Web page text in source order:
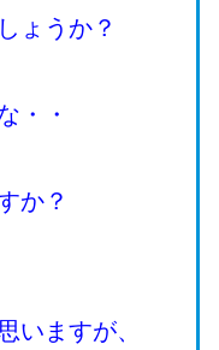
ょうか？
・・
か？
いますが、